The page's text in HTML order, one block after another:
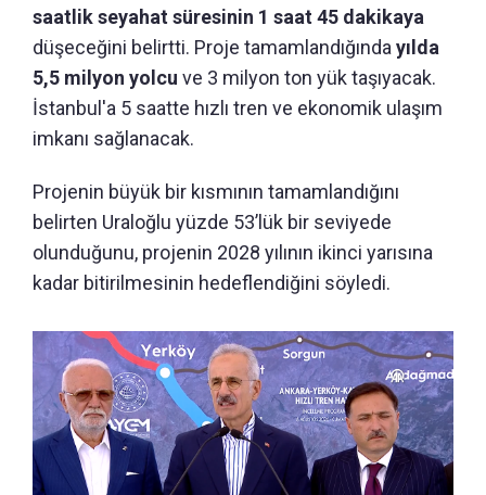
saatlik seyahat süresinin 1 saat 45 dakikaya
düşeceğini belirtti. Proje tamamlandığındayılda
5,5 milyon yolcu ve 3 milyon ton yük taşıyacak.
İstanbul'a 5 saatte hızlı tren ve ekonomik ulaşım
imkanı sağlanacak.
Projenin büyük bir kısmının tamamlandığını
belirten Uraloğlu yüzde 53’lük bir seviyede
olunduğunu, projenin 2028 yılının ikinci yarısına
kadar bitirilmesinin hedeflendiğini söyledi.